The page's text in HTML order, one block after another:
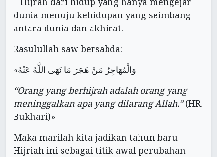
dunia menuju kehidupan yang seimbang
antara dunia dan akhirat.
Rasulullah saw bersabda:
«وَالْمُهَاجِرُ مَنْ هَجَرَ مَا نَهَى اللَّهُ عَنْهُ
“Orang yang berhijrah adalah orang yang
meninggalkan apa yang dilarang Allah.”(HR.
Bukhari)»
Maka marilah kita jadikan tahun baru
Hijriah ini sebagai titik awal perubahan